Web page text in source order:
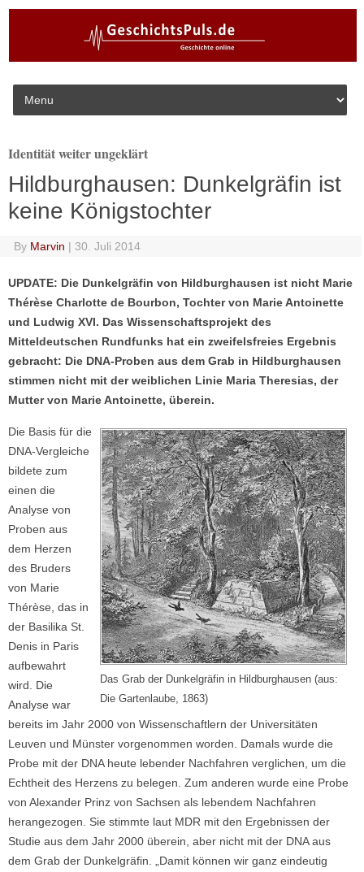
Skip to content
Identität weiter ungeklärt
Hildburghausen: Dunkelgräfin ist
keine Königstochter
By Marvin | 30. Juli 2014
UPDATE: Die Dunkelgräfin von Hildburghausen ist nicht Marie
Thérèse Charlotte de Bourbon, Tochter von Marie Antoinette
und Ludwig XVI. Das Wissenschaftsprojekt des
Mitteldeutschen Rundfunks hat ein zweifelsfreies Ergebnis
gebracht: Die DNA-Proben aus dem Grab in Hildburghausen
stimmen nicht mit der weiblichen Linie Maria Theresias, der
Mutter von Marie Antoinette, überein.
Das Grab der Dunkelgräfin in Hildburghausen (aus:
Die Gartenlaube, 1863)
Die Basis für die
DNA-Vergleiche
bildete zum
einen die
Analyse von
Proben aus
dem Herzen
des Bruders
von Marie
Thérèse, das in
der Basilika St.
Denis in Paris
aufbewahrt
wird. Die
Analyse war
bereits im Jahr 2000 von Wissenschaftlern der Universitäten
Leuven und Münster vorgenommen worden. Damals wurde die
Probe mit der DNA heute lebender Nachfahren verglichen, um die
Echtheit des Herzens zu belegen. Zum anderen wurde eine Probe
von Alexander Prinz von Sachsen als lebendem Nachfahren
herangezogen. Sie stimmte laut MDR mit den Ergebnissen der
Studie aus dem Jahr 2000 überein, aber nicht mit der DNA aus
dem Grab der Dunkelgräfin. „Damit können wir ganz eindeutig